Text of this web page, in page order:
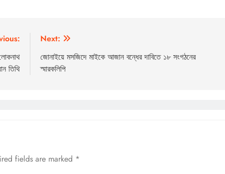
তিথি
Next:
জোনাইয়ে মসজিদে মাইকে আজান বন্ধের দাবিতে ১৮ সংগঠনের
স্মারকলিপি
fields are marked *